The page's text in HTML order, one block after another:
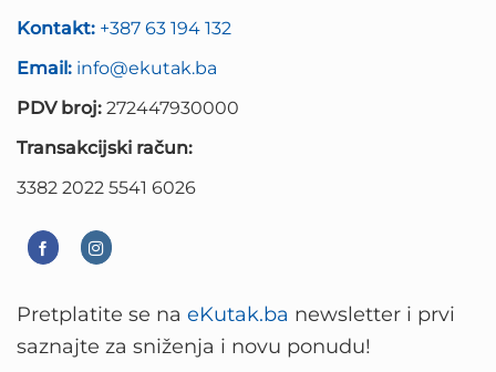
Kontakt: +387 63 194 132
Email: info@ekutak.ba
PDV broj: 272447930000
Transakcijski račun:
3382 2022 5541 6026
Pretplatite se na eKutak.ba newsletter i prvi
saznajte za sniženja i novu ponudu!